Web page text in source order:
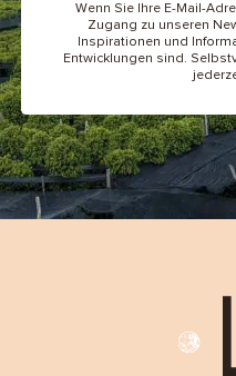
Wenn Sie Ihre E-Mail-
Zugang zu unseren
Inspirationen und
Entwicklungen sind.